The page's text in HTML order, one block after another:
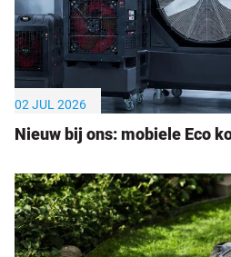
02 JUL 2026
Nieuw bij ons: mobiele Eco